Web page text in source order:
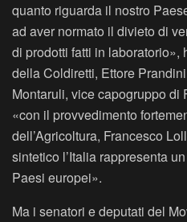
quanto riguarda il nostro
ad aver normato il divieto di
di prodotti fatti in laboratorio»,
della Coldiretti, Ettore
Montaruli, vice capogruppo di
«con il provvedimento
dell’Agricoltura, Francesco
sintetico l’Italia rappresenta
Paesi europei».
Ma i senatori e deputati del